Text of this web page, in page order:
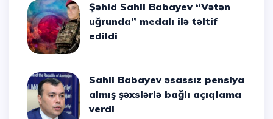
Şəhid Sahil Babayev “Vətən
uğrunda” medalı ilə təltif
edildi
Sahil Babayev əsassız pensiya
almış şəxslərlə bağlı açıqlama
verdi